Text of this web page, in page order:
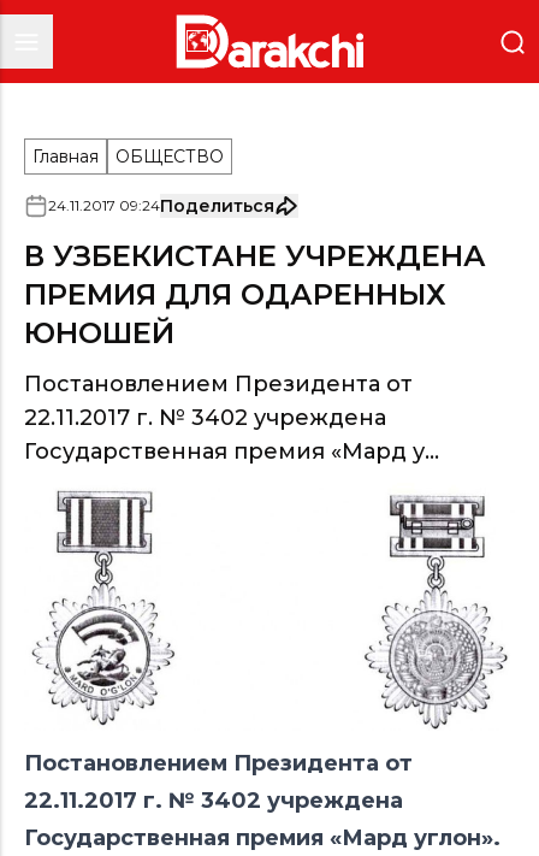
Главная ОБЩЕСТВО
24.11.2017 09:24Поделиться
В УЗБЕКИСТАНЕ УЧРЕЖДЕНА
ПРЕМИЯ ДЛЯ ОДАРЕННЫХ
ЮНОШЕЙ
Постановлением Президента от
22.11.2017 г. № 3402 учреждена
Государственная премия «Мард у...
Постановлением Президента от
22.11.2017 г. № 3402 учреждена
Государственная премия «Мард углон».